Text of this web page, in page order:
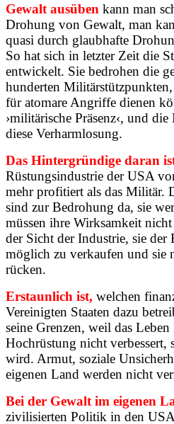
Gewalt ausüben kann man
Drohung von Gewalt, man
quasi durch glaubhafte
So hat sich in letzter Zeit die
entwickelt. Sie bedrohen die
hunderten
für atomare Angriffe dienen
›militärische Präsenz‹, und
diese Verharmlosung.
Das Hintergründige daran
Rüstungsindustrie der USA
mehr profitiert als das Militär.
sind zur Bedrohung da, sie
müssen ihre Wirksamkeit
der Sicht der Industrie, sie der
möglich zu verkaufen und sie
rücken.
Erstaunlich ist, welchen
Vereinigten Staaten dazu
seine Grenzen, weil das
Hochrüstung nicht verbessert,
wird. Armut, soziale
eigenen Land werden nicht
Bei der Gewalt im eigenen
zivilisierten Politik in den